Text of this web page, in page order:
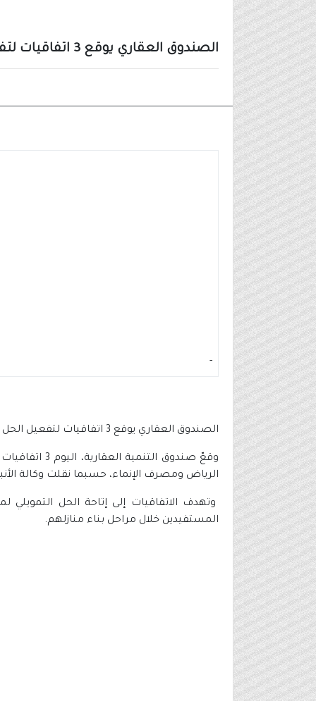
الصندوق العقاري يوقع 3 اتفاقيات لتفعيل الحل التمويلي دعمك يساوي قسطك وباقة دعم الدفعة المقدمة
-
الصندوق العقاري يوقع 3 اتفاقيات لتفعيل الحل التمويلي دعمك يساوي قسطك وباقة دعم الدفعة المقدمة
وقعّ صندوق
الرياض ومصرف الإنماء، حسبما نقلت وكالة
وتهدف الاتفاقيات إلى إتاحة الحل
المستفيدين خلال مراحل بناء منازلهم.